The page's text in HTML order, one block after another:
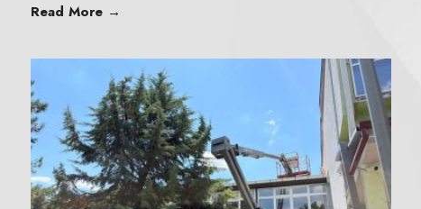
Read More →